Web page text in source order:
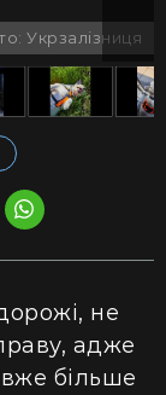
Укрзалізниця
не
адже
вже більше